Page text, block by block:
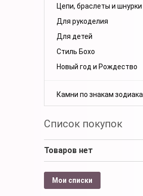
Цепи, браслеты и шнурки
Для рукоделия
Для детей
Стиль Бохо
Новый год и Рождество
Камни по знакам зодиака
Список покупок
Товаров нет
Мои списки